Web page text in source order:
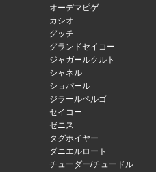
オーデマピゲ
カシオ
グッチ
グランドセイコー
ジャガールクルト
シャネル
ショパール
ジラールペルゴ
セイコー
ゼニス
タグホイヤー
ダニエルロート
チューダー/チュードル